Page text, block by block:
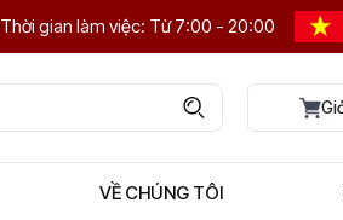
Thời gian làm việc: Từ 7:00 - 20:00
VỀ CHÚNG TÔI